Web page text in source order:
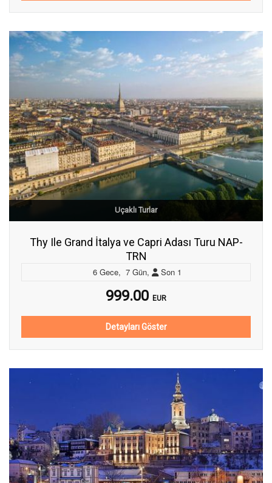
Uçaklı Turlar
Thy Ile Grand İtalya ve Capri Adası Turu NAP-
TRN
6 Gece, 7 Gün, Son 1
999.00 EUR
Detayları Göster